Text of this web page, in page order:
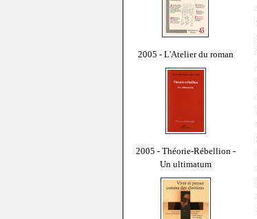
2005 - L'Atelier du roman
2005 - Théorie-Rébellion -
Un ultimatum